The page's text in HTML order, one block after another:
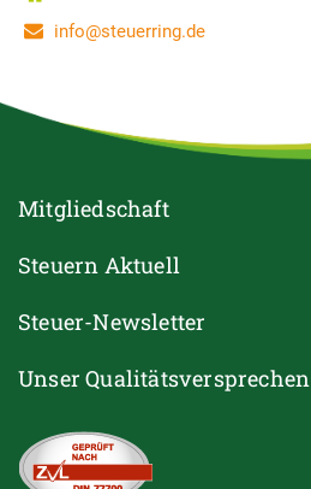
info@steuerring.de
Mitgliedschaft
Steuern Aktuell
Steuer-Newsletter
Unser Qualitätsversprechen